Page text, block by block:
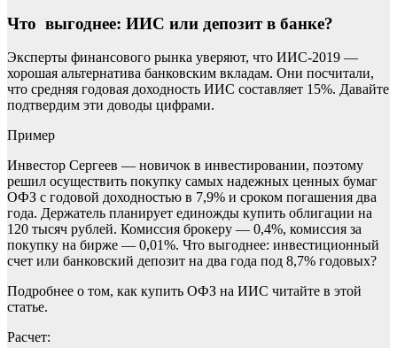
Что выгоднее: ИИС или депозит в банке?
Эксперты финансового рынка уверяют, что ИИС-2019 —
хорошая альтернатива банковским вкладам. Они посчитали,
что средняя годовая доходность ИИС составляет 15%. Давайте
подтвердим эти доводы цифрами.
Пример
Инвестор Сергеев — новичок в инвестировании, поэтому
решил осуществить покупку самых надежных ценных бумаг
ОФЗ с годовой доходностью в 7,9% и сроком погашения два
года. Держатель планирует единожды купить облигации на
120 тысяч рублей. Комиссия брокеру — 0,4%, комиссия за
покупку на бирже — 0,01%. Что выгоднее: инвестиционный
счет или банковский депозит на два года под 8,7% годовых?
Подробнее о том, как купить ОФЗ на ИИС читайте в этой
статье.
Расчет: